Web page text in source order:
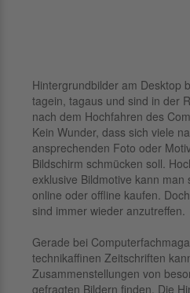
Hintergrundbilder am Desktop
tagein, tagaus und sind in der
nach dem Hochfahren des
Kein Wunder, dass sich viele
ansprechenden Foto oder
Bildschirm schmücken soll.
exklusive Bildmotive kann man
online oder offline kaufen.
sind immer wieder anzutreffen.
Gerade bei
technikaffinen Zeitschriften
Zusammenstellungen von
gefragten Bildern finden. Die